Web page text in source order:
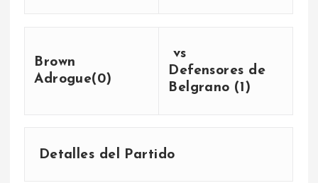
Brown
Adrogue(0)
vs
Defensores de
Belgrano (1)
Detalles del Partido